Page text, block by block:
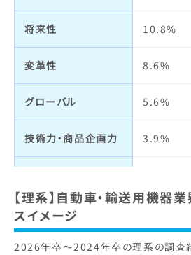
女性の活躍 1.6%
福利厚生制度 4.2%
定着率 2.9%
人の役に立つ 1.9%
実力主義・能力主義 3.6%
仕事の魅力 11.5%
自己成長 3.6%
人材の質
明るさ・楽しさ 9.8%
職場の人間関係 5.7%
将来性 10.8%
変革性 8.6%
グローバル 5.6%
技術力・商品企画力 3.9%
ブランドイメージ
ビジネスモデル 3.9%
【理系】自動車・輸送用機器
スイメージ
2026年卒～2024年卒の理系の調査